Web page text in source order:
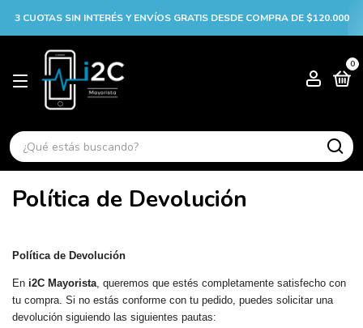
3 CUOTAS SIN INTERÉS Y ENVÍOS GRATIS DESDE COMPRA DE $120.000
0
Política de Devolución
Política de Devolución
En i2C Mayorista, queremos que estés completamente satisfecho con
tu compra. Si no estás conforme con tu pedido, puedes solicitar una
devolución siguiendo las siguientes pautas: